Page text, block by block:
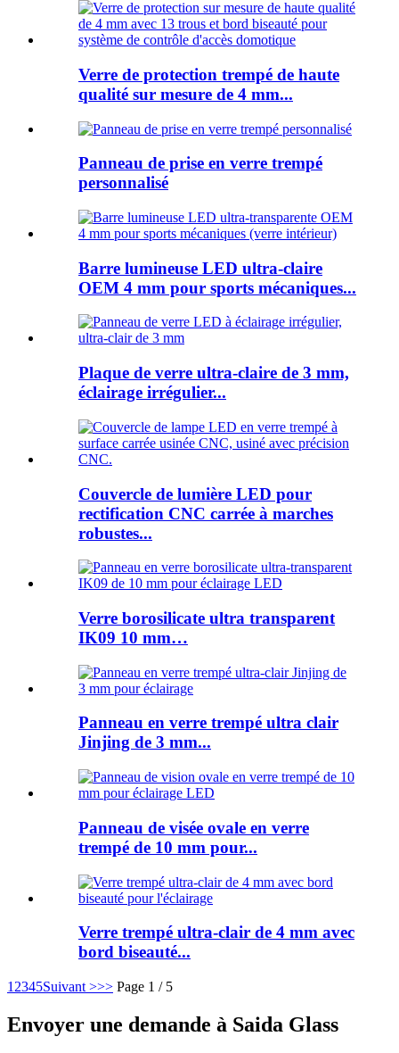
Verre de protection trempé de haute
qualité sur mesure de 4 mm...
Panneau de prise en verre trempé
personnalisé
Barre lumineuse LED ultra-claire
OEM 4 mm pour sports mécaniques...
Plaque de verre ultra-claire de 3 mm,
éclairage irrégulier...
Couvercle de lumière LED pour
rectification CNC carrée à marches
robustes...
Verre borosilicate ultra transparent
IK09 10 mm…
Panneau en verre trempé ultra clair
Jinjing de 3 mm...
Panneau de visée ovale en verre
trempé de 10 mm pour...
Verre trempé ultra-clair de 4 mm avec
bord biseauté...
1 2345Suivant >>> Page 1 / 5
Envoyer une demande à Saida Glass